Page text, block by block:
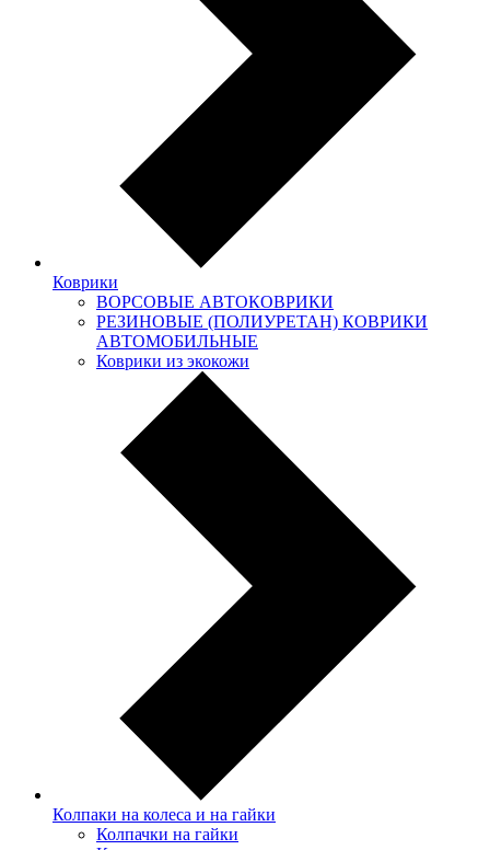
Коврики
ВОРСОВЫЕ АВТОКОВРИКИ
РЕЗИНОВЫЕ (ПОЛИУРЕТАН) КОВРИКИ
АВТОМОБИЛЬНЫЕ
Коврики из экокожи
Колпаки на колеса и на гайки
Колпачки на гайки